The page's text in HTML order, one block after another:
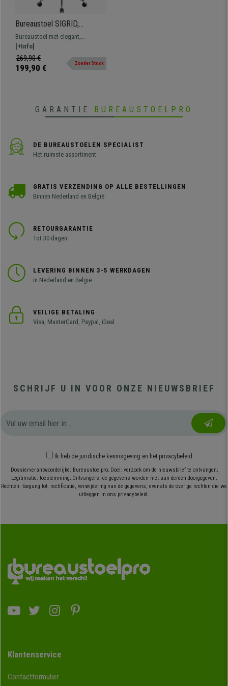
Bureaustoel SIGRID,
Ontwerp met elegante
Stiksels, Hoge Rugleuning, in
Oranje Leder
Bureaustoel met elegant,
opvallend modern ontwerp; een
hoge mate van comfort en
gemaakt van hoogwaardig
[+Info]
269,90 €
199,90 € Zonder Stock
GARANTIE BUREAUSTOELPRO
DE BUREAUSTOELEN SPECIALIST
Het ruimste assortiment
GRATIS VERZENDING OP ALLE BESTELLINGEN
Binnen Nederland en België
RETOURGARANTIE
Tot 30 dagen
LEVERING BINNEN 3-5 WERKDAGEN
in Nederland en België
VEILIGE BETALING
Visa, MasterCard, Paypal, iDeal
SCHRIJF U IN VOOR ONZE NIEUWSBRIEF
Ik heb de juridische kennisgeving en het privacybeleid
Dossierverantwoordelijke: Bureaustoelpro; Doel: verzoek om de nieuwsbrief te ontvangen;
Legitimatie: toestemming; Ontvangers: de gegevens worden niet aan derden doorgegeven;
Rechten: toegang tot, rectificatie, verwijdering van de gegevens, evenals de overige rechten die we
uitleggen in ons privacybeleid.
Klantenservice
Contactformulier